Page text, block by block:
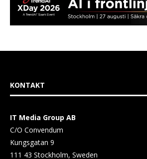
KONTAKT
IT Media Group AB
C/O Convendum
Kungsgatan 9
111 43 Stockholm, Sweden